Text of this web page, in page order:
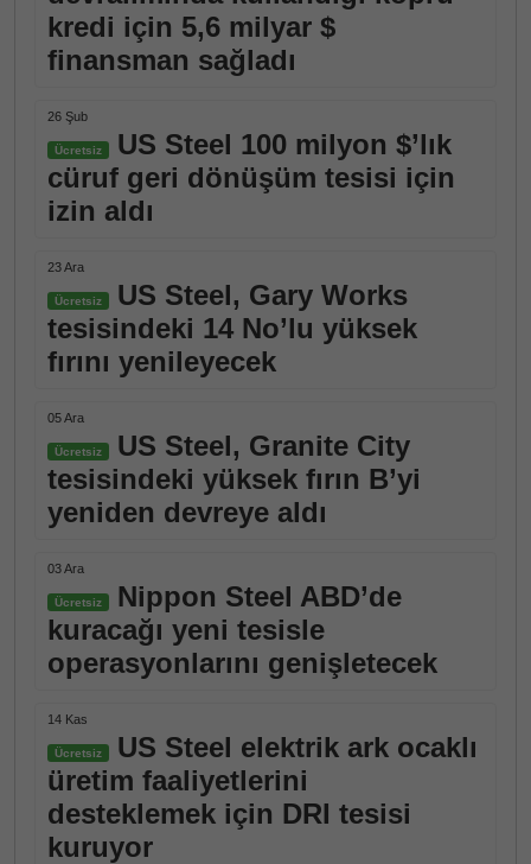
kredi için 5,6 milyar $
finansman sağladı
26 Şub
Ücretsiz
US Steel 100 milyon $’lık
cüruf geri dönüşüm tesisi için
izin aldı
23 Ara
Ücretsiz
US Steel, Gary Works
tesisindeki 14 No’lu yüksek
fırını yenileyecek
05 Ara
Ücretsiz
US Steel, Granite City
tesisindeki yüksek fırın B’yi
yeniden devreye aldı
03 Ara
Ücretsiz
Nippon Steel ABD’de
kuracağı yeni tesisle
operasyonlarını genişletecek
14 Kas
Ücretsiz
US Steel elektrik ark ocaklı
üretim faaliyetlerini
desteklemek için DRI tesisi
kuruyor